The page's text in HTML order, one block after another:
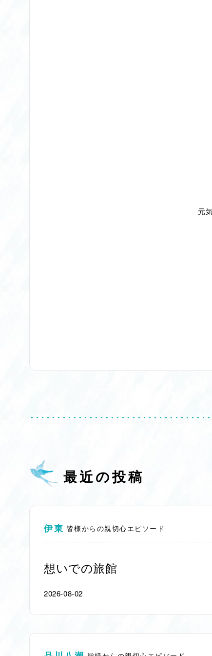
元気に育ってくれる
最近の投稿
伊東 皆様からの親切心エピソード
想いでの旅館
2026-08-02